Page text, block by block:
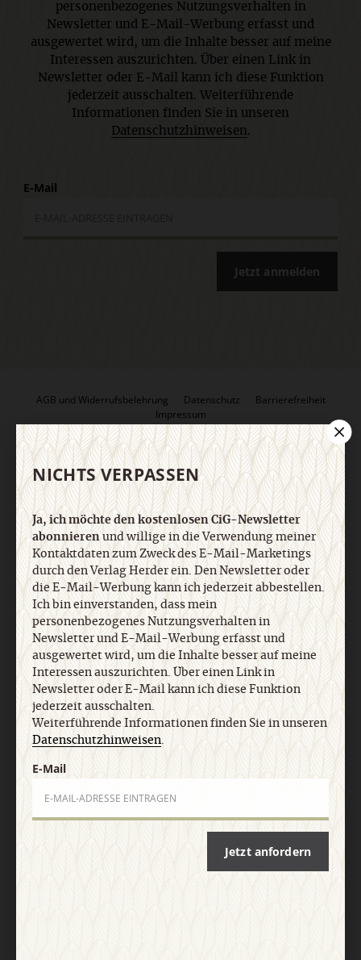
personenbezogenes Nutzungsverhalten in
Newsletter und E-Mail-Werbung erfasst und
ausgewertet wird, um die Inhalte besser auf meine
Interessen auszurichten. Über einen Link in
Newsletter oder E-Mail kann ich diese Funktion
jederzeit ausschalten. Weiterführende
Informationen finden Sie in unseren
Datenschutzhinweisen.
E-Mail
Jetzt anmelden
AGB und Widerrufsbelehrung Datenschutz
Barrierefreiheit
Impressum
Vertrag widerrufen Abo online kündigen
Nach oben
NICHTS VERPASSEN
Ja, ich möchte den kostenlosen CiG-Newsletter
abonnierenund willige in die Verwendung meiner
Kontaktdaten zum Zweck des E-Mail-Marketings
durch den Verlag Herder ein. Den Newsletter oder
die E-Mail-Werbung kann ich jederzeit abbestellen.
Ich bin einverstanden, dass mein
personenbezogenes Nutzungsverhalten in
Newsletter und E-Mail-Werbung erfasst und
ausgewertet wird, um die Inhalte besser auf meine
Interessen auszurichten. Über einen Link in
Newsletter oder E-Mail kann ich diese Funktion
jederzeit ausschalten.
Weiterführende Informationen finden Sie in unseren
Datenschutzhinweisen.
E-Mail
Jetzt anfordern